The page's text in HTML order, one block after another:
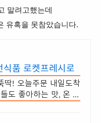
말려고했는데
유혹을 못참았습니다.
식품 로켓프레시로
딱! 오늘주문 내일도착
도 좋아하는 맛, 온 가